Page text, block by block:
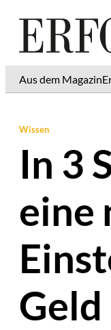
Aus dem Magazin
Wissen
In 3
eine
Geld